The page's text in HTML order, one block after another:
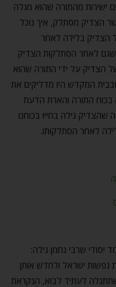
ישירות מהתורה שהוא מגלה
הצדיק מסתלק, איך נוכל
הצדיק בלילה לאחר
לאחר הסתלקות הצדיק
הצדיק על ידי התורה שהוא
שבבית המקדש היו מדליקים את
בכוח התורה והארת הדעת
גילה בחייו בכוחנו
לאחר הסתלקותו.
יסודי שרבי נחמן גילה:
נפשות ישראל ולחדש אותן
לעתיד לבוא, הנקראת